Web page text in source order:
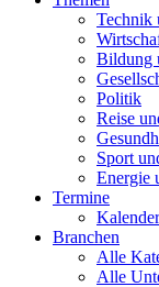
Technik
Bildung
Politik
Reise
Sport
Energie
Termine
Kalender
Branchen
Alle
Alle